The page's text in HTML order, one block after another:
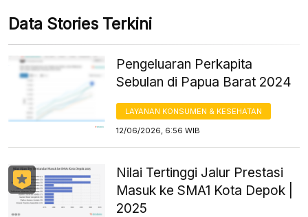
Data Stories Terkini
Pengeluaran Perkapita
Sebulan di Papua Barat 2024
LAYANAN KONSUMEN & KESEHATAN
12/06/2026, 6:56 WIB
Nilai Tertinggi Jalur Prestasi
Masuk ke SMA1 Kota Depok |
2025